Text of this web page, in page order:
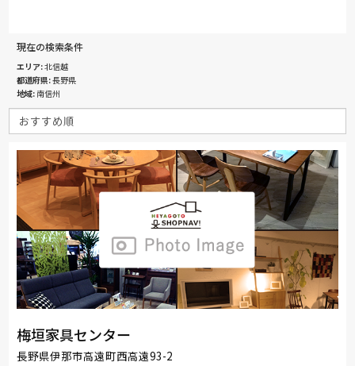
現在の検索条件
エリア 北信越
都道府県 長野県
地域 南信州
梅垣家具センター
長野県伊那市高遠町西高遠93-2